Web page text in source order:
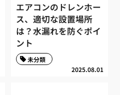
エアコンのドレンホー
ス、適切な設置場所
は？水漏れを防ぐポイ
ント
2025.08.01
未分類